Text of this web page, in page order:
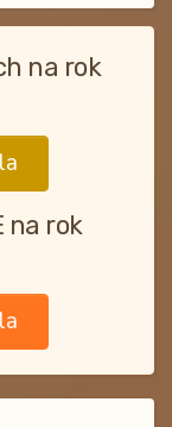
na rok
na rok